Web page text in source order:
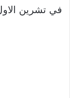
في تشرين الاول